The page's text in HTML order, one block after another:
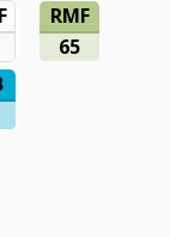
RMF
65